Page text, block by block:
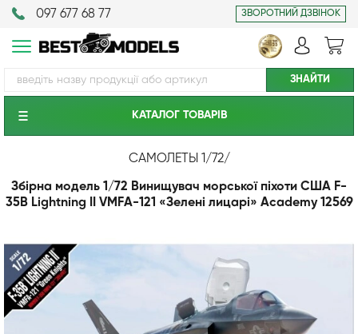
097 677 68 77 ЗВОРОТНИЙ ДЗВІНОК
КАТАЛОГ ТОВАРIВ
САМОЛЕТЫ 1/72/
Збірна модель 1/72 Винищувач морської піхоти США F-
35B Lightning II VMFA-121 «Зелені лицарі» Academy 12569